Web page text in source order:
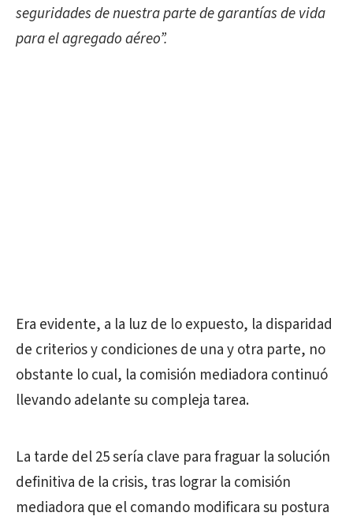
seguridades de nuestra parte de garantías de vida
para el agregado aéreo”.
Era evidente, a la luz de lo expuesto, la disparidad
de criterios y condiciones de una y otra parte, no
obstante lo cual, la comisión mediadora continuó
llevando adelante su compleja tarea.
La tarde del 25 sería clave para fraguar la solución
definitiva de la crisis, tras lograr la comisión
mediadora que el comando modificara su postura